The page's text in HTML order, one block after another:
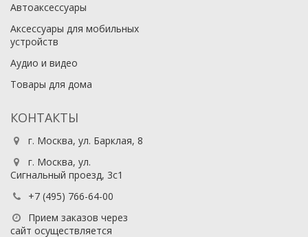
Автоаксессуары
Аксессуары для мобильных
устройств
Аудио и видео
Товары для дома
КОНТАКТЫ
г. Москва, ул. Барклая, 8
г. Москва, ул.
Сигнальный проезд, 3с1
+7 (495) 766-64-00​
Прием заказов через
сайт осуществляется